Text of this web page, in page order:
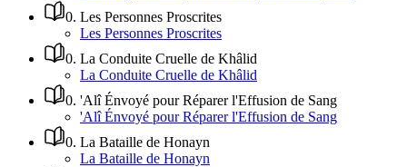
0. Les Personnes Proscrites
Les Personnes Proscrites
0. La Conduite Cruelle de Khâlid
La Conduite Cruelle de Khâlid
0. 'Alî Énvoyé pour Réparer l'Effusion de Sang
'Alî Énvoyé pour Réparer l'Effusion de Sang
0. La Bataille de Honayn
La Bataille de Honayn